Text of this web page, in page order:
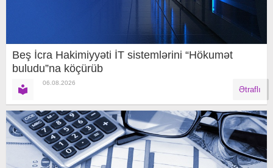
Beş İcra Hakimiyyəti İT sistemlərini “Hökumət
buludu”na köçürüb
06.08.2026
Ətraflı